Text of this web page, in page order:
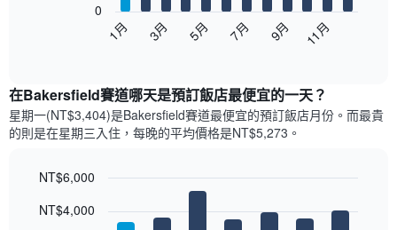
顯
示
每
個
的
間
1月 3月 5月 7月 9月 11月
0
在Bakersfield賽道哪天是預訂飯店最便宜的一天？
星期一(NT$3,404)是Bakersfield賽道​最便宜的預訂飯店月份。而最貴
的則是在星期三​入住，每晚的平均價格是NT$5,273​​。
chart
graphic.
NT$4,000
NT$6,000